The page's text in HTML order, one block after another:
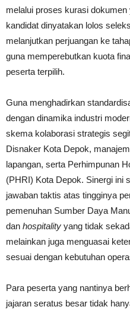
melalui proses kurasi
kandidat dinyatakan lolos
melanjutkan perjuangan ke
guna memperebutkan kuota
peserta terpilih.
Guna menghadirkan
dengan dinamika industri
skema kolaborasi strategis
Disnaker Kota Depok,
lapangan, serta Perhimpunan
(PHRI) Kota Depok. Sinergi ini
jawaban taktis atas tingginya
pemenuhan Sumber Daya
dan hospitality yang tidak
melainkan juga menguasai
sesuai dengan kebutuhan
Para peserta yang nantinya
jajaran seratus besar tidak